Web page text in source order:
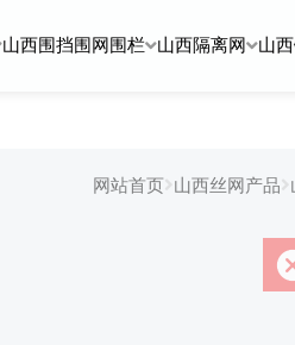
山西围挡围网围栏 山西隔离网 山
网站首页 山西丝网产品